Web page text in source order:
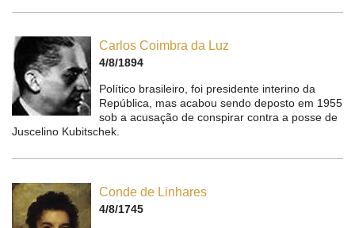
Carlos Coimbra da Luz
4/8/1894
Político brasileiro, foi presidente interino da
República, mas acabou sendo deposto em 1955
sob a acusação de conspirar contra a posse de
Juscelino Kubitschek.
Conde de Linhares
4/8/1745